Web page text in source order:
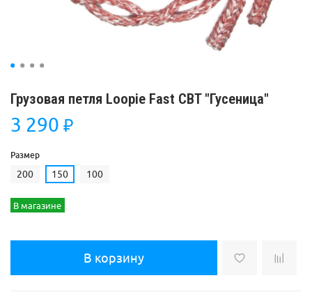
Грузовая петля Loopie Fast CBT "Гусеница"
3 290 ₽
Размер
200 150 100
В магазине
В корзину